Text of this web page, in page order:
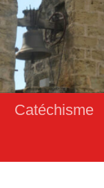
Catéchisme